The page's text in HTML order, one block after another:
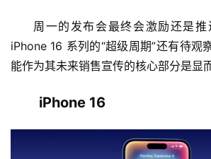
周一的发布会最终会激励还是
iPhone 16 系列的“超级周期”还有待观
能作为其未来销售宣传的核心部分是显
iPhone 16